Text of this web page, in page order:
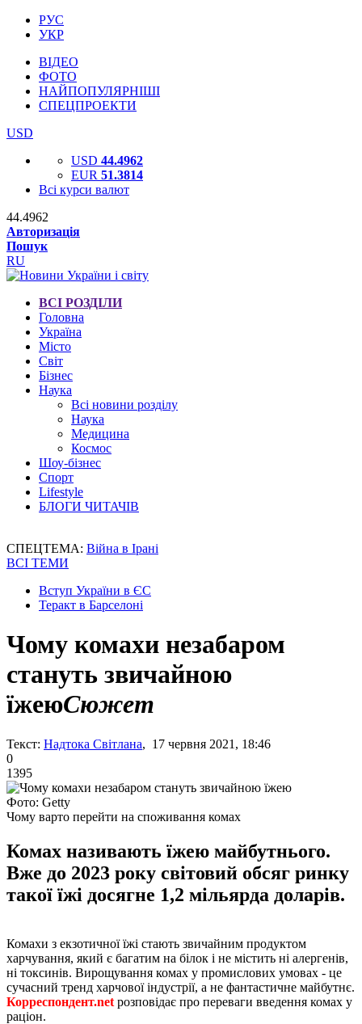
РУС
УКР
ВІДЕО
ФОТО
НАЙПОПУЛЯРНІШІ
СПЕЦПРОЕКТИ
USD
USD 44.4962
EUR 51.3814
Всі курси валют
44.4962
Авторизація
Пошук
RU
ВСІ РОЗДІЛИ
Головна
Україна
Місто
Світ
Бізнес
Наука
Всі новини розділу
Наука
Медицина
Космос
Шоу-бізнес
Спорт
Lifestyle
БЛОГИ ЧИТАЧІВ
СПЕЦТЕМА: Війна в Ірані
ВСІ ТЕМИ
Вступ України в ЄС
Теракт в Барселоні
Чому комахи незабаром
стануть звичайною
їжеюСюжет
Текст: Надтока Світлана, 17 червня 2021, 18:46
0
1395
Фото: Getty
Чому варто перейти на споживання комах
Комах називають їжею майбутнього.
Вже до 2023 року світовий обсяг ринку
такої їжі досягне 1,2 мільярда доларів.
Комахи з екзотичної їжі стають звичайним продуктом
харчування, який є багатим на білок і не містить ні алергенів,
ні токсинів. Вирощування комах у промислових умовах - це
сучасний тренд харчової індустрії, а не фантастичне майбутнє.
Корреспондент.net розповідає про переваги введення комах у
раціон.